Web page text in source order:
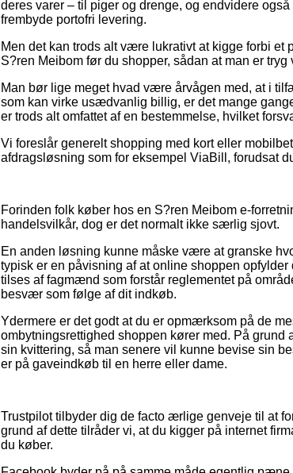
deres varer – til piger og drenge, og endvidere
frembyde portofri levering.
Men det kan trods alt være lukrativt at kigge forbi et
S?ren Meibom før du shopper, sådan at man er
Man bør lige meget hvad være årvågen med, at i
som kan virke usædvanlig billig, er det mange
er trods alt omfattet af en bestemmelse, hvilket
Vi foreslår generelt shopping med kort eller
afdragsløsning som for eksempel ViaBill, forudsat
Forinden folk køber hos en S?ren Meibom e-
handelsvilkår, dog er det normalt ikke særlig sjovt.
En anden løsning kunne måske være at granske
typisk er en påvisning af at online shoppen
tilses af fagmænd som forstår reglementet på
besvær som følge af dit indkøb.
Ydermere er det godt at du er opmærksom på de
ombytningsrettighed shoppen kører med. På grund
sin kvittering, så man senere vil kunne bevise sin
er på gaveindkøb til en herre eller dame.
Trustpilot tilbyder dig de facto ærlige genveje til at
grund af dette tilråder vi, at du kigger på internet
du køber.